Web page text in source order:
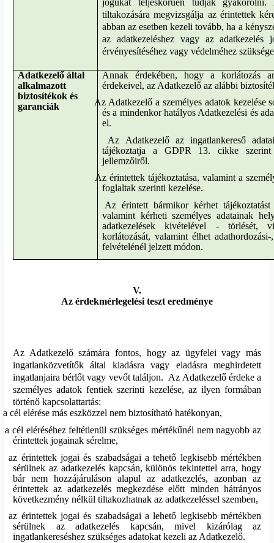
tiltakozására megvizsgálja az érintettek
abban az esetben kezeli tovább, ha a
az adatkezeléshez vagy az adatkezelés
érvényesítéséhez vagy védelméhez
Adatkezelő által
alkalmazott
biztosítékok és
garanciák
Annak érdekében, hogy a korlátozás
érdekeivel, az Adatkezelő az alábbi
Az Adatkezelő a személyes adatok kezelése
és a mindenkor hatályos Adatkezelési és
el.
Az Adatkezelő az ingatlankereső
tájékoztatja a GDPR 13. cikke szerint
jellemzőiről.
Az érintettek tájékoztatása, valamint a
foglaltak szerinti kezelése.
Az érintett bármikor kérhet tájékoztatást
valamint kérheti személyes adatainak
adatkezelések kivételével - törlését,
korlátozását, valamint élhet
felvételénél jelzett módon.
V.
Az érdekmérlegelési teszt eredménye
Az Adatkezelő számára fontos, hogy az ügyfelei vagy más
ingatlanközvetítők által kiadásra vagy eladásra meghirdetett
ingatlanjaira bérlőt vagy vevőt találjon. Az Adatkezelő érdeke a
személyes adatok fentiek szerinti kezelése, az ilyen formában
történő kapcsolattartás:
a cél elérése más eszközzel nem biztosítható hatékonyan,
a cél eléréséhez feltétlenül szükséges mértékűnél nem nagyobb az
érintettek jogainak sérelme,
az érintettek jogai és szabadságai a tehető legkisebb mértékben
sérülnek az adatkezelés kapcsán, különös tekintettel arra, hogy
bár nem hozzájáruláson alapul az adatkezelés, azonban az
érintettek az adatkezelés megkezdése előtt minden hátrányos
következmény nélkül tiltakozhatnak az adatkezeléssel szemben,
az érintettek jogai és szabadságai a lehető legkisebb mértékben
sérülnek az adatkezelés kapcsán, mivel kizárólag az
ingatlankereséshez szükséges adatokat kezeli az Adatkezelő.